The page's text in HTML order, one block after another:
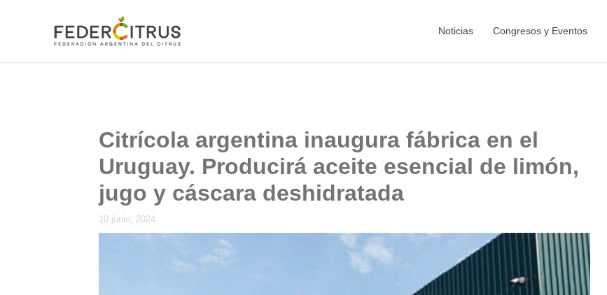
Noticias Congresos y Eventos
Citrícola argentina inaugura fábrica en el
Uruguay. Producirá aceite esencial de limón,
jugo y cáscara deshidratada
10 junio, 2024